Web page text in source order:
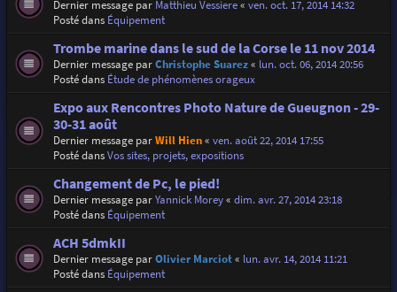
Dernier message par Matthieu Vessiere« ven. oct. 17, 2014 14:32
Posté dans Équipement
Trombe marine dans le sud de la Corse le 11 nov 2014
Dernier message parChristophe Suarez« lun. oct. 06, 2014 20:56
Posté dans Étude de phénomènes orageux
Expo aux Rencontres Photo Nature de Gueugnon - 29-
30-31 août
Dernier message parWill Hien« ven. août 22, 2014 17:55
Posté dansVos sites, projets, expositions
Changement de Pc, le pied!
Dernier message parYannick Morey« dim. avr. 27, 2014 23:18
Posté dans Équipement
ACH 5dmkII
Dernier message parOlivier Marciot« lun. avr. 14, 2014 11:21
Posté dans Équipement